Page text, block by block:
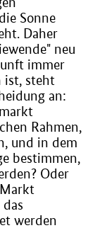
Sonne
Daher
neu
immer
ist, steht
an:
Rahmen,
und in dem
bestimmen,
Oder
werden